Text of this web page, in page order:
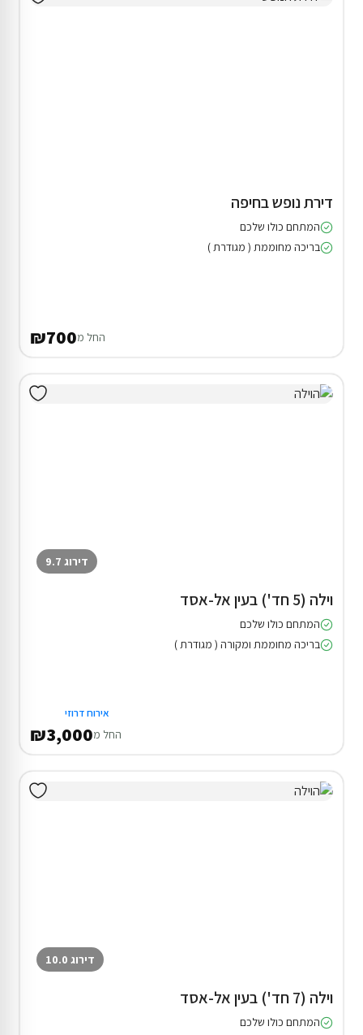
דירת נופש בחיפה
המתחם כולו שלכם
בריכה מחוממת ( מגודרת )
החל מ₪700
דירוג 9.7
וילה (5 חד') בעין אל-אסד
המתחם כולו שלכם
בריכה מחוממת ומקורה ( מגודרת )
אירוח דרוזי
החל מ₪3,000
דירוג 10.0
וילה (7 חד') בעין אל-אסד
המתחם כולו שלכם